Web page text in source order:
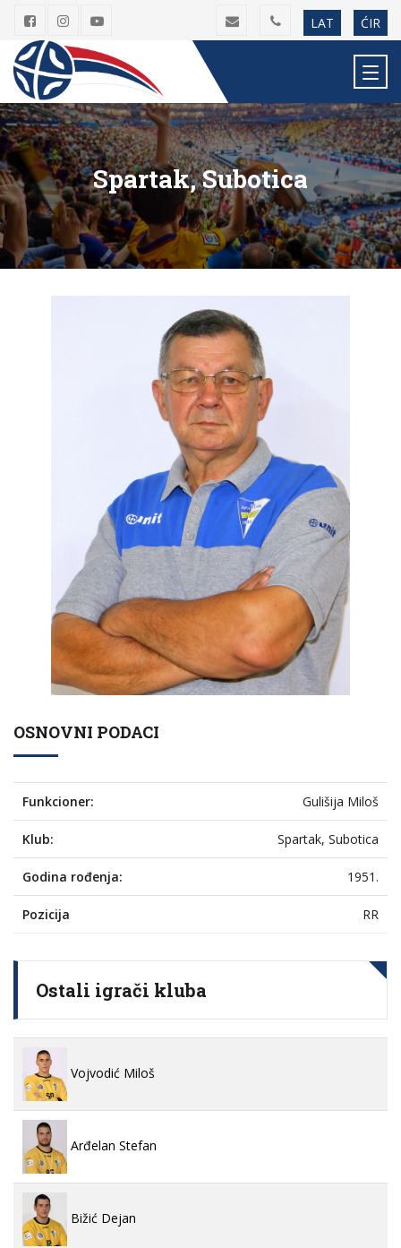
LAT ĆIR
Spartak, Subotica
OSNOVNI PODACI
Funkcioner: Gulišija Miloš
Klub: Spartak, Subotica
Godina rođenja: 1951.
Pozicija RR
Ostali igrači kluba
Vojvodić Miloš
Arđelan Stefan
Bižić Dejan